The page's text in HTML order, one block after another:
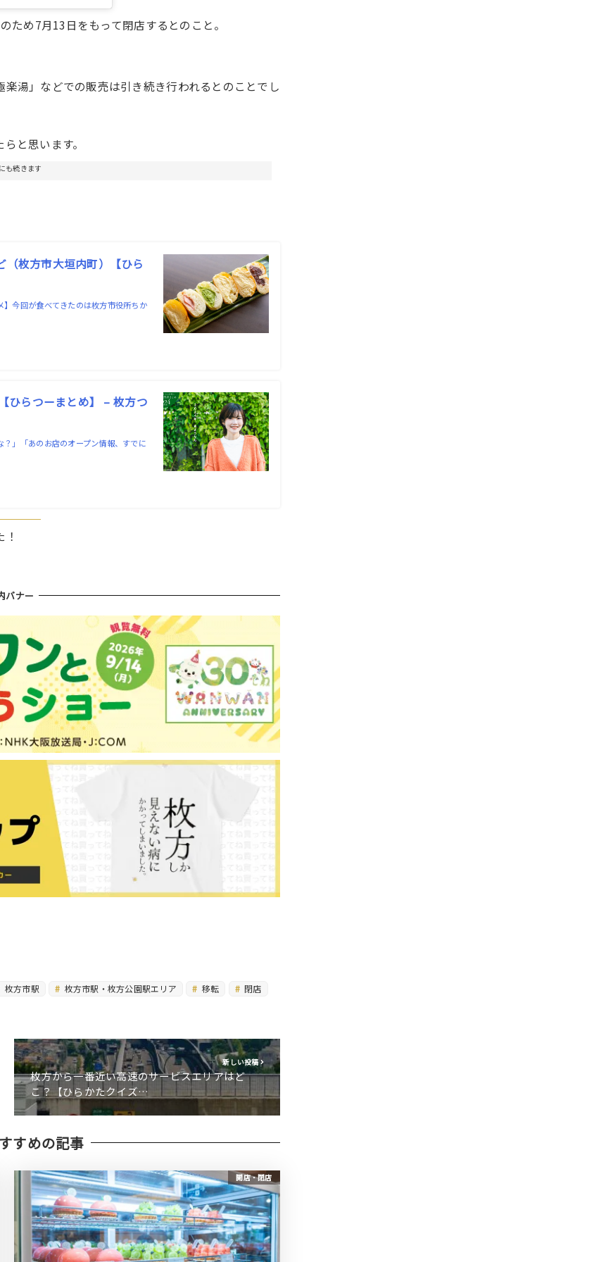
ため7月13日をもって閉店するとのこと。
湯」などでの販売は引き続き行われるとのことでし
と思います。
も続きます
（枚方市大垣内町）【ひら
今回が食べてきたのは枚方市役所ちか
ひらつーまとめ】 – 枚方つ
」「あのお店のオープン情報、すでに
バナー
枚方市駅 枚方市駅・枚方公園駅エリア 移転
閉店
新しい投稿
枚方から一番近い高速のサービスエリアはど
こ？【ひらかたクイズ…
すめの記事
開店・閉店